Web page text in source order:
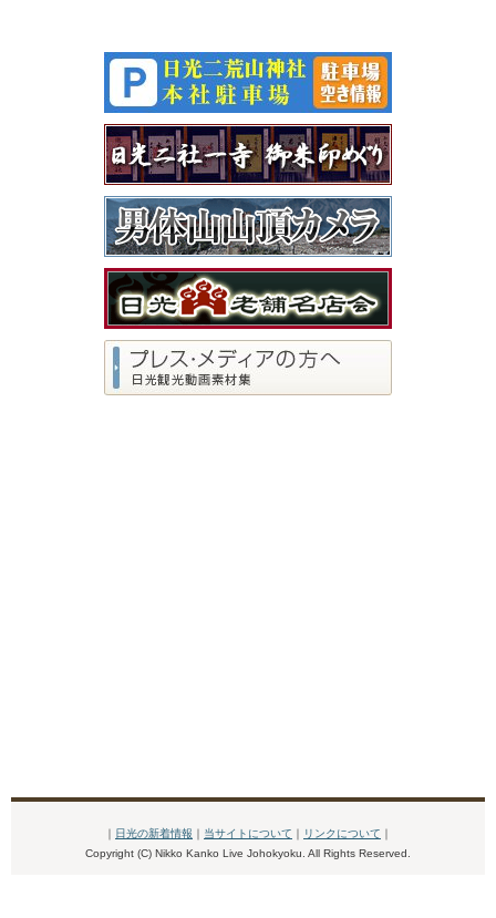
｜ 日光の新着情報 ｜ 当サイトについて ｜ リンクについて ｜
Copyright (C) Nikko Kanko Live Johokyoku. All Rights Reserved.